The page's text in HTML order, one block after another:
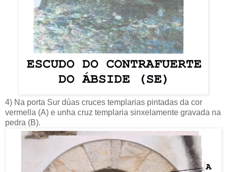
4) Na porta Sur dúas cruces templarias pintadas da cor
vermella (A) e unha cruz templaria sinxelamente gravada na
pedra (B).